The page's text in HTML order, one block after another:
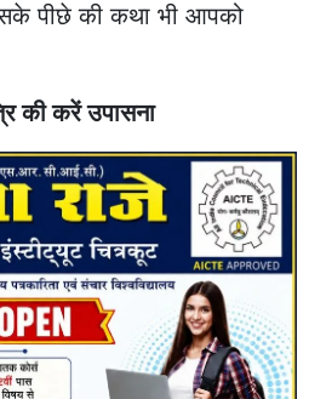
पीछे की कथा भी आपको
की करें उपासना